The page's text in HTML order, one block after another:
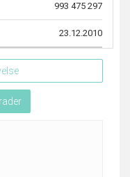
993 475 297
23.12.2010